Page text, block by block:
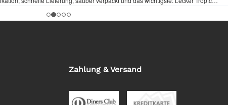
Zahlung & Versand